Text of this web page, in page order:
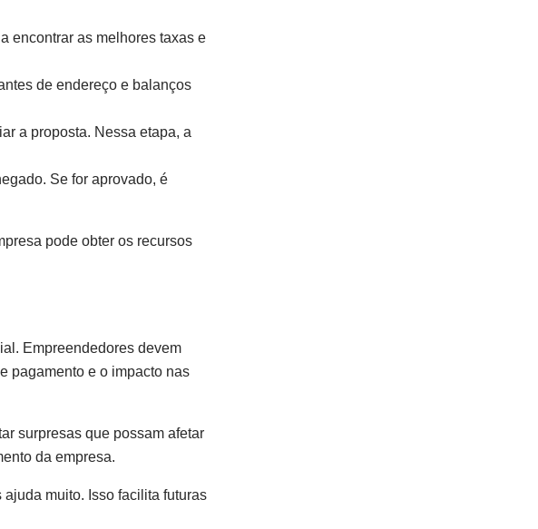
encontrar as melhores taxas e
de endereço e balanços
a proposta. Nessa etapa, a
Se for aprovado, é
pode obter os recursos
Empreendedores devem
pagamento e o impacto nas
surpresas que possam afetar
da empresa.
muito. Isso facilita futuras